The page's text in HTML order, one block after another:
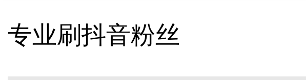
专业刷抖音粉丝